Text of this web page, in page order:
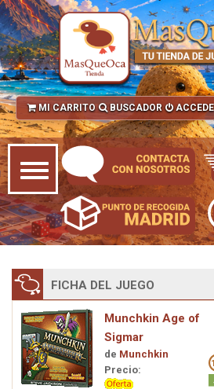
MI CARRITO BUSCADOR
FICHA DEL JUEGO
Munchkin Age of
Sigmar
de Munchkin
Precio: